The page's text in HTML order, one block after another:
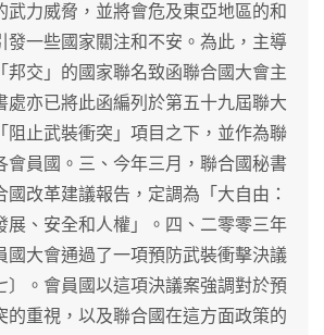
武力威脅，並將會危及東亞地區的和
發一些國家關注和不安。為此，主導
邦交」的國家聯名致函聯合國大會主
處亦已將此函編列於第五十九屆聯大
阻止武裝衝突」項目之下，並作為聯
會員國。三、今年三月，聯合國秘書
國改革建議報告，定調為「大自由：
展、安全和人權」。四、二零零三年
國大會通過了一項預防武裝衝擊決議
〕。會員國以這項決議案強調對於預
的重視，以及聯合國在這方面政策的